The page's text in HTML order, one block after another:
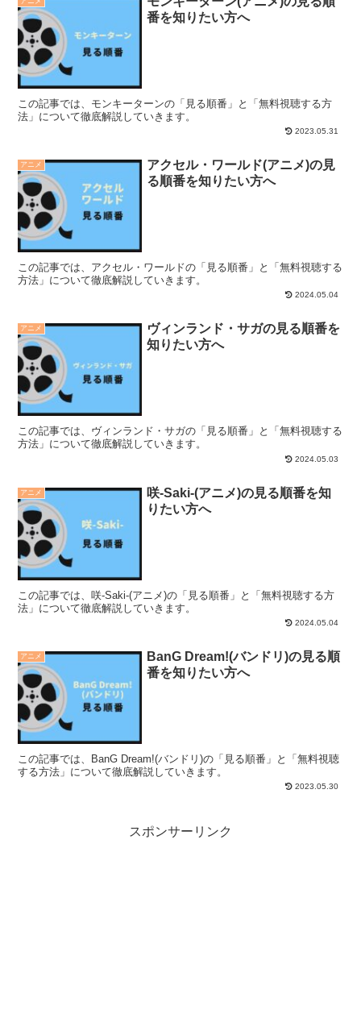
番を知りたい方へ
この記事では、モンキーターンの「見る順番」と「無料視聴する方
法」について徹底解説していきます。
2023.05.31
アニメ
アクセル・ワールド(アニメ)の見
る順番を知りたい方へ
この記事では、アクセル・ワールドの「見る順番」と「無料視聴する
方法」について徹底解説していきます。
2024.05.04
アニメ
ヴィンランド・サガの見る順番を
知りたい方へ
この記事では、ヴィンランド・サガの「見る順番」と「無料視聴する
方法」について徹底解説していきます。
2024.05.03
アニメ
咲-Saki-(アニメ)の見る順番を知
りたい方へ
この記事では、咲-Saki-(アニメ)の「見る順番」と「無料視聴する方
法」について徹底解説していきます。
2024.05.04
アニメ
BanG Dream!(バンドリ)の見る順
番を知りたい方へ
この記事では、BanG Dream!(バンドリ)の「見る順番」と「無料視聴
する方法」について徹底解説していきます。
2023.05.30
スポンサーリンク